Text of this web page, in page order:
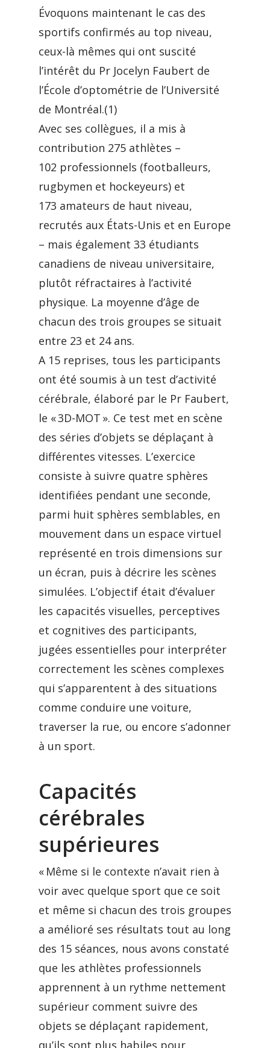
Évoquons maintenant le cas des
sportifs confirmés au top niveau,
ceux-là mêmes qui ont suscité
l’intérêt du Pr Jocelyn Faubert de
l’École d’optométrie de l’Université
de Montréal.(1)
Avec ses collègues, il a mis à
contribution 275 athlètes –
102 professionnels (footballeurs,
rugbymen et hockeyeurs) et
173 amateurs de haut niveau,
recrutés aux États-Unis et en Europe
– mais également 33 étudiants
canadiens de niveau universitaire,
plutôt réfractaires à l’activité
physique. La moyenne d’âge de
chacun des trois groupes se situait
entre 23 et 24 ans.
A 15 reprises, tous les participants
ont été soumis à un test d’activité
cérébrale, élaboré par le Pr Faubert,
le « 3D-MOT ». Ce test met en scène
des séries d’objets se déplaçant à
différentes vitesses. L’exercice
consiste à suivre quatre sphères
identifiées pendant une seconde,
parmi huit sphères semblables, en
mouvement dans un espace virtuel
représenté en trois dimensions sur
un écran, puis à décrire les scènes
simulées. L’objectif était d’évaluer
les capacités visuelles, perceptives
et cognitives des participants,
jugées essentielles pour interpréter
correctement les scènes complexes
qui s’apparentent à des situations
comme conduire une voiture,
traverser la rue, ou encore s’adonner
à un sport.
Capacités
cérébrales
supérieures
« Même si le contexte n’avait rien à
voir avec quelque sport que ce soit
et même si chacun des trois groupes
a amélioré ses résultats tout au long
des 15 séances, nous avons constaté
que les athlètes professionnels
apprennent à un rythme nettement
supérieur comment suivre des
objets se déplaçant rapidement,
qu’ils sont plus habiles pour